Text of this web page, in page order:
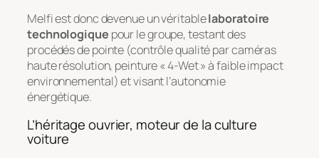
Melfi est donc devenue un véritablelaboratoire
technologique pour le groupe, testant des
procédés de pointe (contrôle qualité par caméras
haute résolution, peinture « 4-Wet » à faible impact
environnemental) et visant l’autonomie
énergétique.
L’héritage ouvrier, moteur de la culture
voiture